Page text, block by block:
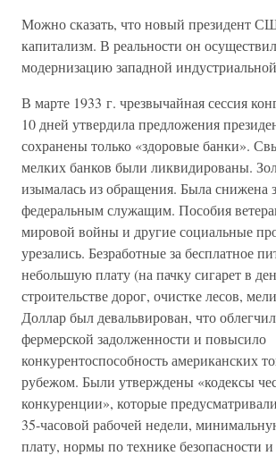
Можно сказать, что новый президент
капитализм. В реальности он
модернизацию западной
В марте 1933 г. чрезвычайная сессия
10 дней утвердила предложения
сохранены только «здоровые банки».
мелких банков были ликвидированы.
изымалась из обращения. Была снижена
федеральным служащим. Пособия
мировой войны и другие социальные
урезались. Безработные за бесплатное
небольшую плату (на пачку сигарет в
строительстве дорог, очистке лесов,
Доллар был девальвирован, что
фермерской задолженности и повысило
конкурентоспособность американских
рубежом. Были утверждены «кодексы
конкуренции», которые
35-часовой рабочей недели,
плату, нормы по технике безопасности и